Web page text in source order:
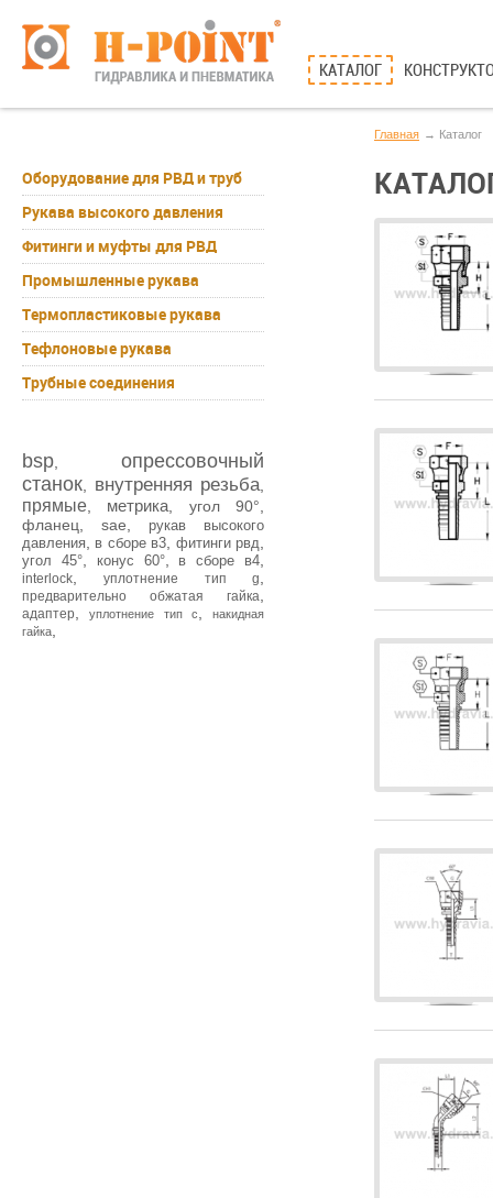
КАТАЛОГ
Оборудование для РВД и труб
Рукава высокого давления
Фитинги и муфты для РВД
Промышленные рукава
Термопластиковые рукава
Тефлоновые рукава
Трубные соединения
bsp
опрессовочный
станок
внутренняя резьба
прямые метрика угол 90°
фланец
sae
рукав высокого
давления
в сборе в3 фитинги рвд
угол 45°, конус 60°, в сборе в4
interlock ,уплотнение тип g
предварительно обжатая гайка
адаптер ,уплотнение тип с
накидная
гайка
Главная Каталог